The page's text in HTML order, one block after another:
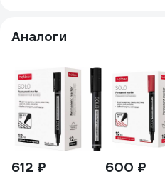
Аналоги
612 ₽ 600 ₽